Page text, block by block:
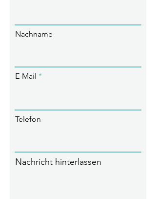
Nachname
E-Mail
Telefon
Nachricht hinterlassen